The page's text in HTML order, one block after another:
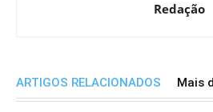
Redação
ARTIGOS RELACIONADOS Mais